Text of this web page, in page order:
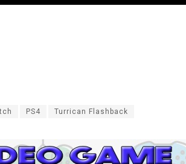
PS4 Turrican Flashback